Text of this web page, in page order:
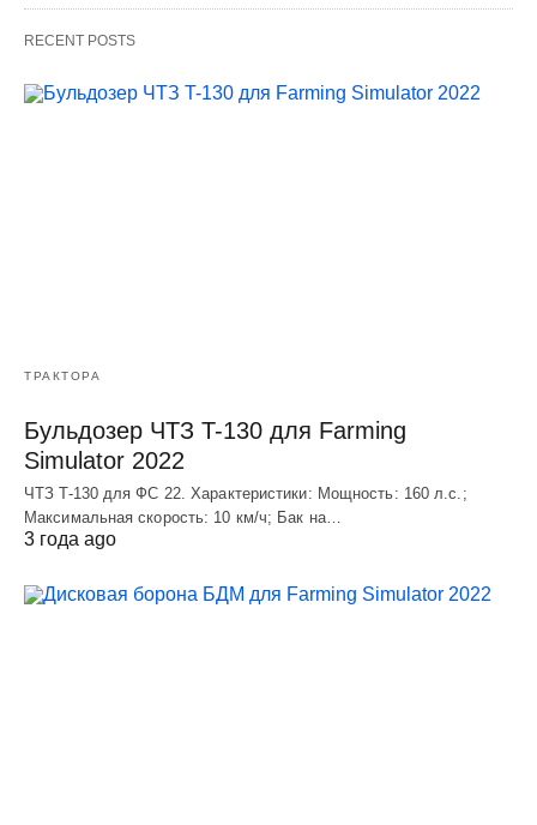
RECENT POSTS
ТРАКТОРА
Бульдозер ЧТЗ T-130 для Farming
Simulator 2022
ЧТЗ T-130 для ФС 22. Характеристики: Мощноcть: 160 л.c.;
Макcимальная cкороcть: 10 км/ч; Бак на…
3 года ago